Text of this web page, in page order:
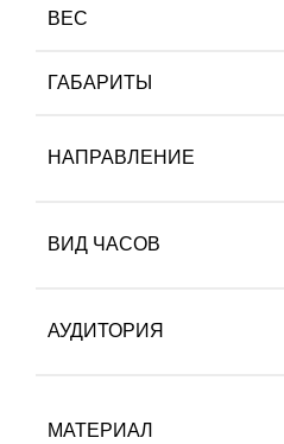
ВЕС
ГАБАРИТЫ
НАПРАВЛЕНИЕ
ВИД ЧАСОВ
АУДИТОРИЯ
МАТЕРИАЛ